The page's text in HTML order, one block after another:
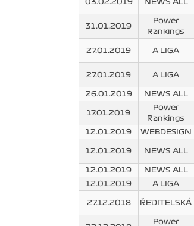
03.02.2019 NEWS ALL
31.01.2019
Power
Rankings
27.01.2019 A LIGA
27.01.2019 A LIGA
26.01.2019 NEWS ALL
17.01.2019
Power
Rankings
12.01.2019 WEBDESIGN
12.01.2019 NEWS ALL
12.01.2019
NEWS ALL
12.01.2019
A LIGA
27.12.2018 ŘEDITELSKÁ
Power